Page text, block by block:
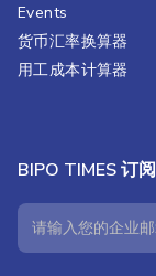
Events
货币汇率换算器
用工成本计算器
BIPO TIMES 订阅